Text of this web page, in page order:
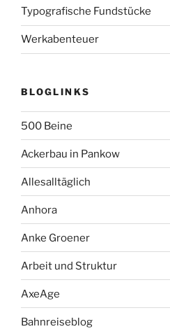
Typografische Fundstücke
Werkabenteuer
BLOGLINKS
500 Beine
Ackerbau in Pankow
Allesalltäglich
Anhora
Anke Groener
Arbeit und Struktur
AxeAge
Bahnreiseblog